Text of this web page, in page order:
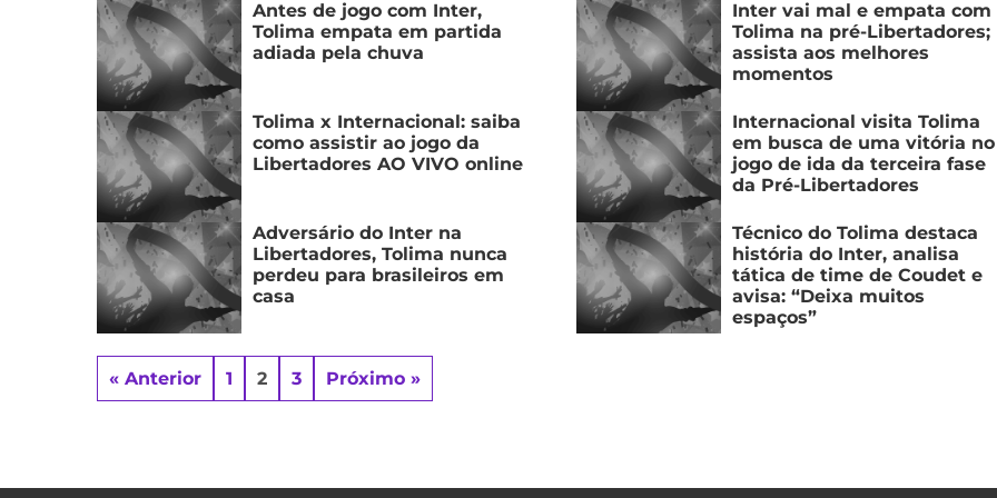
Antes de jogo com Inter,
Tolima empata em partida
adiada pela chuva
Inter vai mal e empata com
Tolima na pré-Libertadores;
assista aos melhores
momentos
Tolima x Internacional: saiba
como assistir ao jogo da
Libertadores AO VIVO online
Internacional visita Tolima
em busca de uma vitória no
jogo de ida da terceira fase
da Pré-Libertadores
Adversário do Inter na
Libertadores, Tolima nunca
perdeu para brasileiros em
casa
Técnico do Tolima destaca
história do Inter, analisa
tática de time de Coudet e
avisa: “Deixa muitos
espaços”
« Anterior 1 2 3 Próximo »